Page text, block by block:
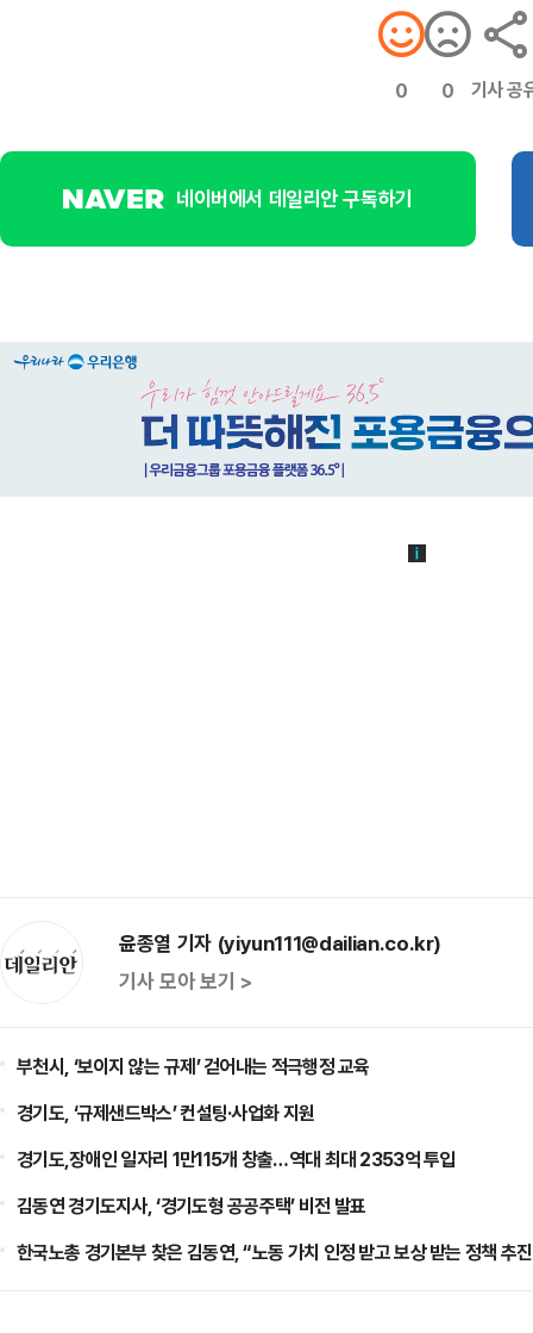
0 0 기사 공
네이버에서 데일리안 구독하기
윤종열 기자 (yiyun111@dailian.co.kr)
기사 모아 보기 >
부천시, ‘보이지 않는 규제’ 걷어내는 적극행정 교육
경기도, ‘규제샌드박스’ 컨설팅·사업화 지원
경기도,장애인 일자리 1만115개 창출…역대 최대 2353억 투입
김동연 경기도지사, ‘경기도형 공공주택’ 비전 발표
한국노총 경기본부 찾은 김동연, “노동 가치 인정 받고 보상 받는 정책 추